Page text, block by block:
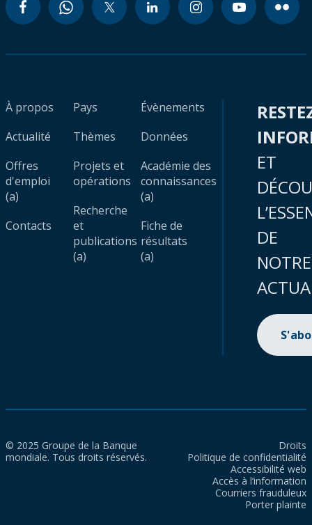
À propos
Actualité
Offres
d'emploi
(a)
Contacts
Pays
Thèmes
Projets et
opérations
Recherche
et
publications
(a)
Évènements
Données
Académie des
connaissances
(a)
Fiche de
résultats
(a)
ET
DE
NOTRE
© 2025 Groupe de la Banque
mondiale. Tous droits réservés.
Droits
Politique de confidentialité
Accessibilité web
Accès à l’information
Courriers frauduleux
Porter plainte